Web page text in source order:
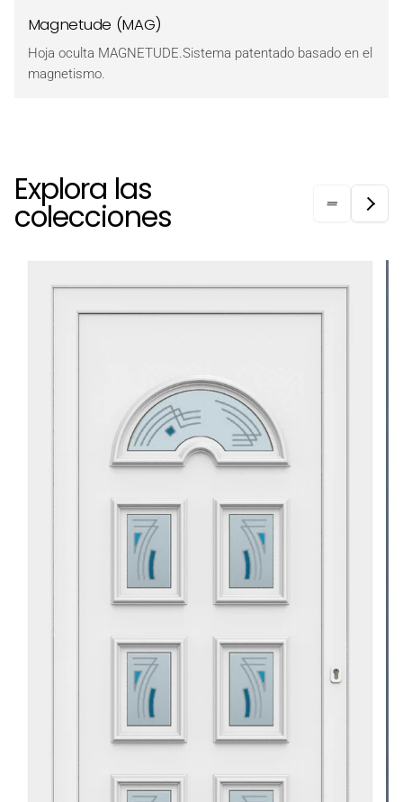
Magnetude (MAG)
Hoja oculta MAGNETUDE.Sistema patentado basado en el
magnetismo.
Explora las
colecciones